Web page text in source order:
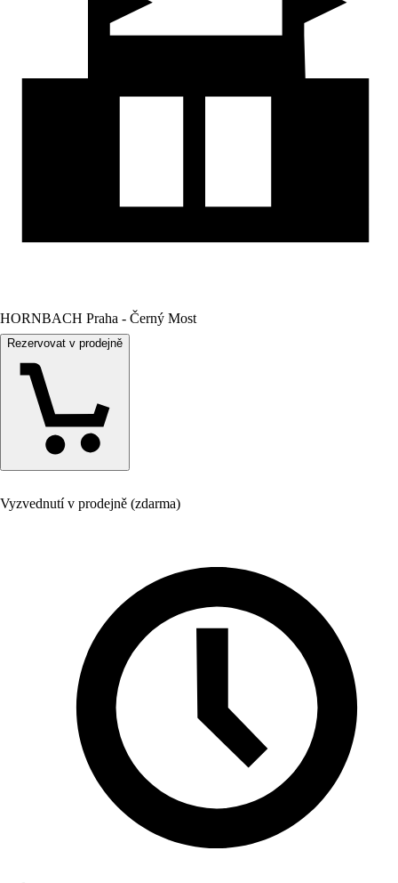
HORNBACH Praha - Černý Most
Rezervovat v prodejně
Vyzvednutí v prodejně (zdarma)